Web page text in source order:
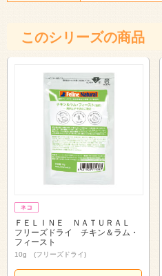
このシリーズの商品
ＦＥＬＩＮＥ ＮＡＴＵＲＡＬ
フリーズドライ チキン＆ラム・
フィースト
10g (フリーズドライ)